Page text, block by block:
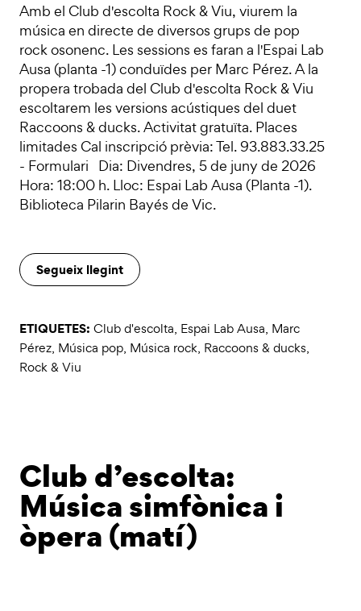
Amb el Club d'escolta Rock & Viu, viurem la
música en directe de diversos grups de pop
rock osonenc. Les sessions es faran a l'Espai Lab
Ausa (planta -1) conduïdes per Marc Pérez. A la
propera trobada del Club d'escolta Rock & Viu
escoltarem les versions acústiques del duet
Raccoons & ducks. Activitat gratuïta. Places
limitades Cal inscripció prèvia: Tel. 93.883.33.25
- Formulari Dia: Divendres, 5 de juny de 2026
Hora: 18:00 h. Lloc: Espai Lab Ausa (Planta -1).
Biblioteca Pilarin Bayés de Vic.
Segueix llegint
ETIQUETES: Club d'escolta, Espai Lab Ausa, Marc
Pérez, Música pop, Música rock, Raccoons & ducks,
Rock & Viu
Club d’escolta:
Música simfònica i
òpera (matí)